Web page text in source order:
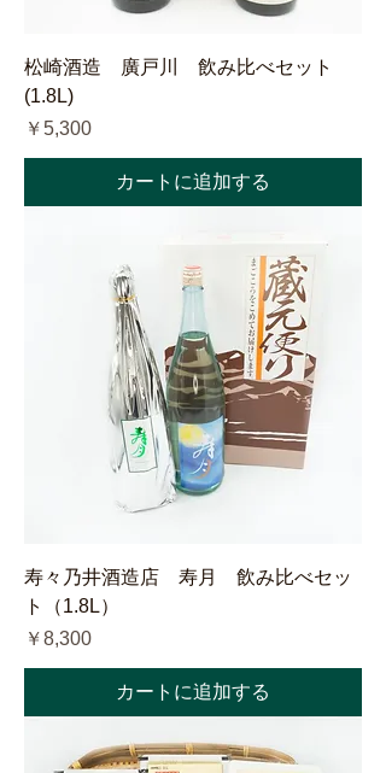
松崎酒造 廣戸川 飲み比べセット
(1.8L)
価格
￥5,300
カートに追加する
寿々乃井酒造店 寿月 飲み比べセッ
ト（1.8L）
価格
￥8,300
カートに追加する